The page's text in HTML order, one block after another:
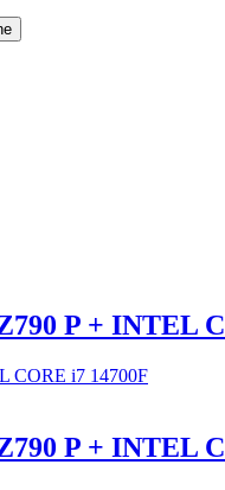
P + INTEL
P + INTEL